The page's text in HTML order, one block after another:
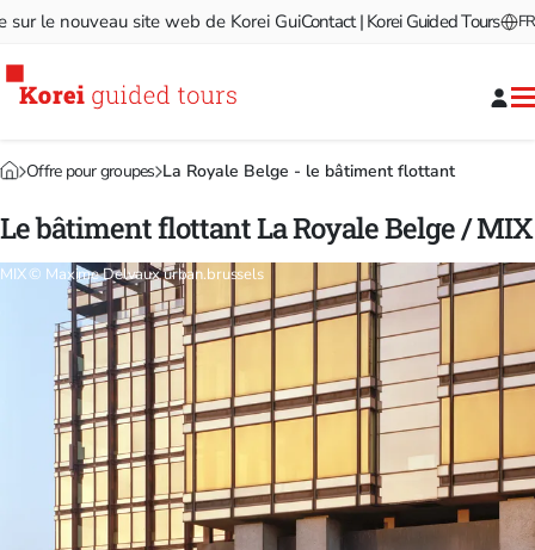
le nouveau site web de Korei Guided Tours! Bienvenue sur
Contact | Korei Guided Tours FR
Offre pour groupes La Royale Belge - le bâtiment flottant
Le bâtiment flottant La Royale Belge / MIX
MIX © Maxime Delvaux urban.brussels